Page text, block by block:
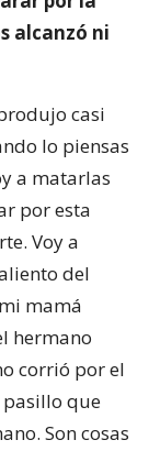
alcanzó ni
casi
lo piensas
a matarlas
por esta
Voy a
del
mamá
hermano
corrió por el
que
Son cosas